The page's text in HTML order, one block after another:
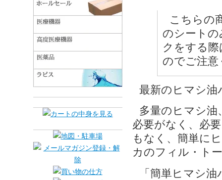
こちらの
のシート
クをする際
のでご注意
最新のヒマシ油
多量のヒマシ
必要がなく、必
もなく、簡単に
カのフィル・ト
「簡単ヒマシ